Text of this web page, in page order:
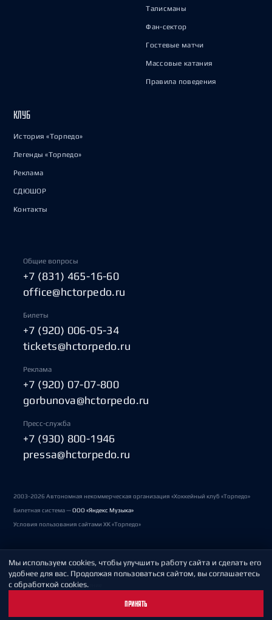
Талисманы
Фан-сектор
Гостевые матчи
Массовые катания
Правила поведения
КЛУБ
История «Торпедо»
Легенды «Торпедо»
Реклама
СДЮШОР
Контакты
Общие вопросы
+7 (831) 465-16-60
office@hctorpedo.ru
Билеты
+7 (920) 006-05-34
tickets@hctorpedo.ru
Реклама
+7 (920) 07-07-800
gorbunova@hctorpedo.ru
Пресс-служба
+7 (930) 800-1946
pressa@hctorpedo.ru
2003-2026 Автономная некоммерческая организация «Хоккейный клуб «Торпедо»
Билетная система —ООО «Яндекс Музыка»
Условия пользования сайтами ХК «Торпедо»
Политика обработки персональных данных
Пользовательское соглашение
Мы используем cookies, чтобы улучшить работу сайта и сделать его
удобнее для вас. Продолжая пользоваться сайтом, вы соглашаетесь
с обработкой cookies.
ПРИНЯТЬ